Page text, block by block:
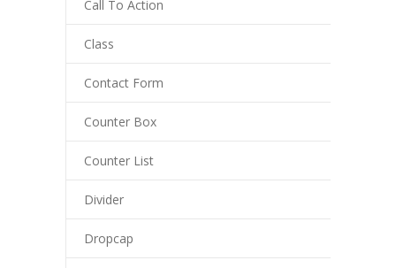
---- Deutsch
---- Mathematik
Call To Action
Class
Contact Form
Counter Box
Counter List
Divider
Dropcap